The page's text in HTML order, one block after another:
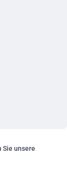
Sie unsere